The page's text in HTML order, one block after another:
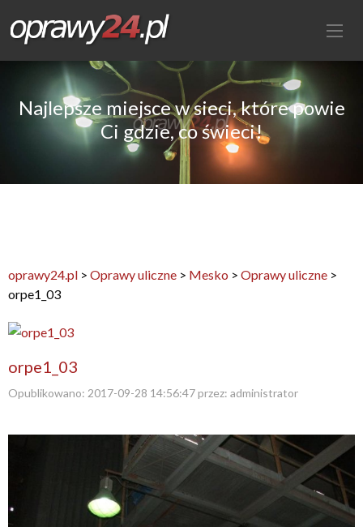
Najlepsze miejsce w sieci, które powie
Ci gdzie, co świeci!
oprawy24.pl > Oprawy uliczne > Mesko > Oprawy uliczne >
orpe1_03
orpe1_03
Opublikowano: 2017-09-28 14:56:47przez: administrator